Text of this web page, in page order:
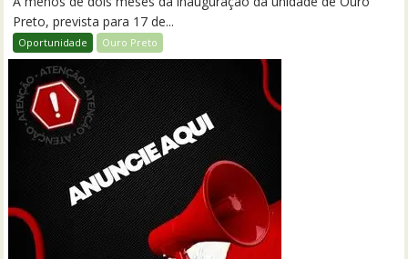
Preto, prevista para 17 de...
Oportunidade Ouro Preto